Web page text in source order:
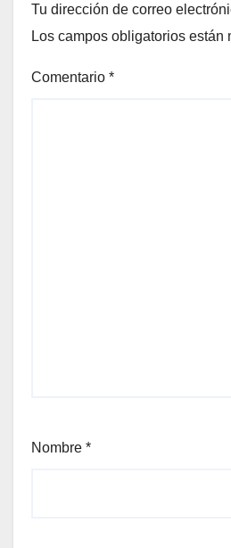
Tu dirección de correo
Los campos obligatorios están
Comentario *
Nombre *